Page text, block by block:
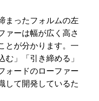
まったフォルムの左
ァーは幅が広く高さ
とが分かります。一
む」「引き締める」
ォードのローファー
して開発しているた